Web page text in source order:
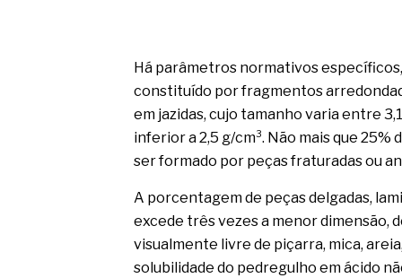
Há parâmetros normativos
constituído por fragmentos
em jazidas, cujo tamanho varia entre
inferior a 2,5 g/cm³. Não mais que
ser formado por peças fraturadas ou
A porcentagem de peças delgadas,
excede três vezes a menor dimensão,
visualmente livre de piçarra, mica,
solubilidade do pedregulho em ácido